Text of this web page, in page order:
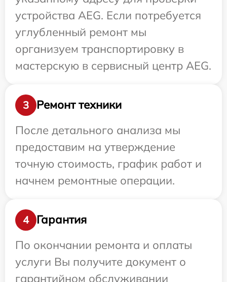
устройства AEG. Если потребуется
углубленный ремонт мы
организуем транспортировку в
мастерскую в сервисный центр AEG.
3
Ремонт техники
После детального анализа мы
предоставим на утверждение
точную стоимость, график работ и
начнем ремонтные операции.
4
Гарантия
По окончании ремонта и оплаты
услуги Вы получите документ о
гарантийном обслуживании